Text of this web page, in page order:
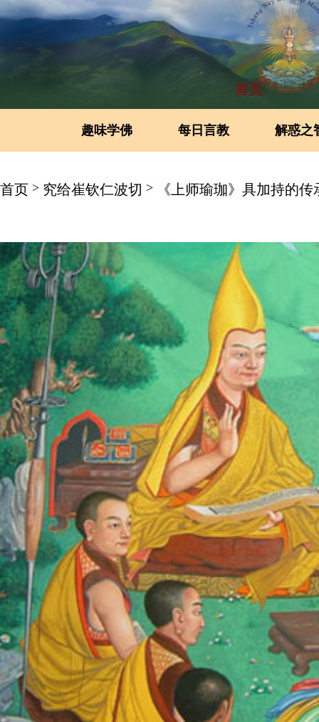
首页
趣味学佛 每日言教 解惑之
首页 > 究给崔钦仁波切 > 《上师瑜珈》具加持的传